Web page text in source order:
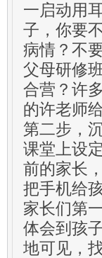
一启动用
子，你要
病情？不
父母研修
合营？许
的许老师
第二步，
课堂上设
前的家长
把手机给
家长们第
体会到孩
地可见，